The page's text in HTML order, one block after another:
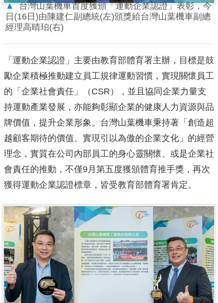
▲ 台灣山葉機車首度獲頒「運動企業認證」表彰，今
日(16日)由陳建仁副總統(左)頒獎給台灣山葉機車副總
經理高晴珀(右)
「運動企業認證」主要由教育部體育署主辦，目標是鼓
勵企業積極推動建立員工規律運動習慣，實現關懷員工
的「企業社會責任」（CSR），並且協同企業力量支
持運動產業發展，亦能夠彰顯企業的健康人力資源與品
牌價值，提升企業形象。台灣山葉機車秉持著「創造超
越顧客期待的價值、實現引以為傲的企業文化」的經營
理念，實質在公司內部員工的身心靈關懷、或是企業社
會責任的推動，不僅9月第五度獲頒體育推手獎，再次
獲得運動企業認證標章，皆受教育部體育署肯定。